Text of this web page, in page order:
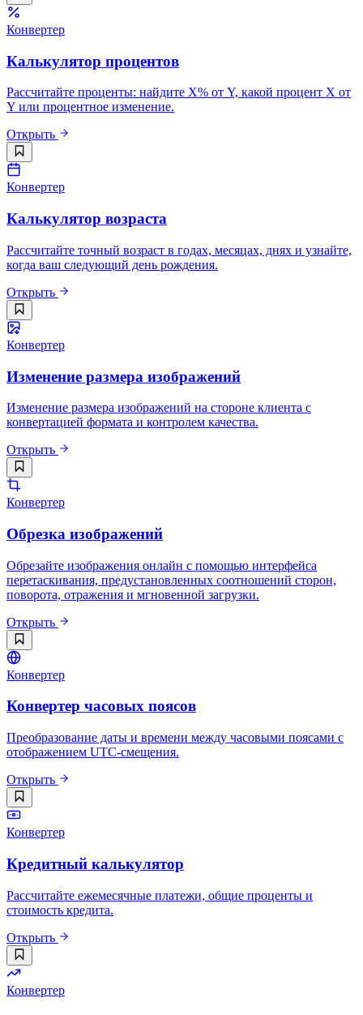
Конвертер
Калькулятор процентов
Рассчитайте проценты: найдите X% от Y, какой процент X от
Y или процентное изменение.
Открыть
Конвертер
Калькулятор возраста
Рассчитайте точный возраст в годах, месяцах, днях и узнайте,
когда ваш следующий день рождения.
Открыть
Конвертер
Изменение размера изображений
Изменение размера изображений на стороне клиента с
конвертацией формата и контролем качества.
Открыть
Конвертер
Обрезка изображений
Обрезайте изображения онлайн с помощью интерфейса
перетаскивания, предустановленных соотношений сторон,
поворота, отражения и мгновенной загрузки.
Открыть
Конвертер
Конвертер часовых поясов
Преобразование даты и времени между часовыми поясами с
отображением UTC-смещения.
Открыть
Конвертер
Кредитный калькулятор
Рассчитайте ежемесячные платежи, общие проценты и
стоимость кредита.
Открыть
Конвертер